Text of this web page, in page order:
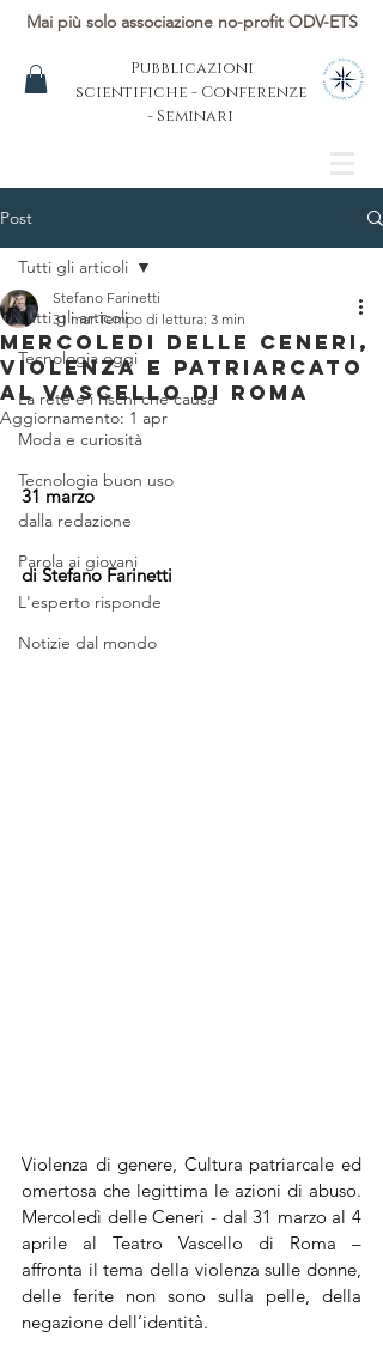
Mai più solo associazione no-profit ODV-ETS
Pubblicazioni
scientifiche - Conferenze
- Seminari
Post
Tutti gli articoli
Tecnologia oggi
La rete e i rischi che causa
Moda e curiosità
Tecnologia buon uso
dalla redazione
Parola ai giovani
L'esperto risponde
Notizie dal mondo
Tutti gli articoli
MERCOLEDI DELLE CENERI,
VIOLENZA E PATRIARCATO
AL VASCELLO DI ROMA
Stefano Farinetti
31 mar Tempo di lettura: 3 min
Aggiornamento: 1 apr
31 marzo
di Stefano Farinetti
Violenza di genere, Cultura patriarcale ed
omertosa che legittima le azioni di abuso.
Mercoledì delle Ceneri - dal 31 marzo al 4
aprile al Teatro Vascello di Roma –
affronta il tema della violenza sulle donne,
delle ferite non sono sulla pelle, della
negazione dell’identità.